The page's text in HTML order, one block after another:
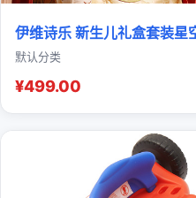
伊维诗乐 新生儿礼盒套装星
默认分类
¥499.00